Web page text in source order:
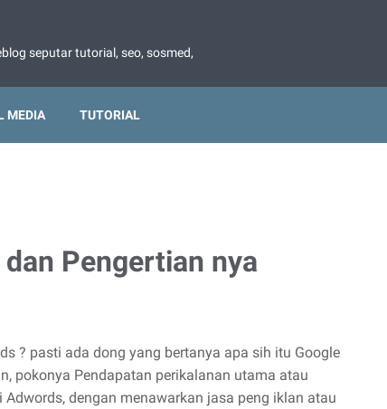
seputar tutorial, seo, sosmed,
MEDIA TUTORIAL
Pengertian nya
? pasti ada dong yang bertanya apa sih itu Google
pokonya Pendapatan perikalanan utama atau
dengan menawarkan jasa peng iklan atau